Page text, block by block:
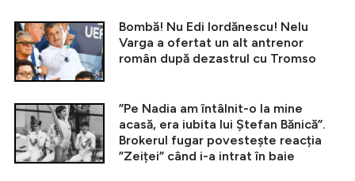
Bombă! Nu Edi Iordănescu! Nelu
Varga a ofertat un alt antrenor
român după dezastrul cu Tromso
”Pe Nadia am întâlnit-o la mine
acasă, era iubita lui Ștefan Bănică”.
Brokerul fugar povestește reacția
”Zeiței” când i-a intrat în baie